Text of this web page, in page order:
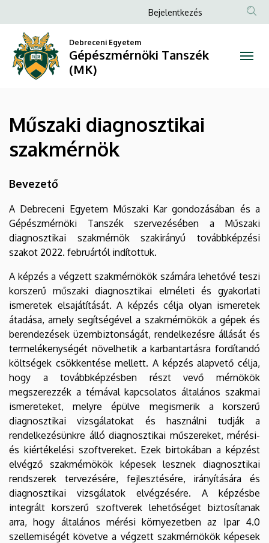
diagnosztikai
szakmérnök
Gépészmérnöki
Tanszék
(MK)
a
tartalomra
Anonim
fiók
menüje
Bejelentkezés
Debreceni Egyetem
Gépészmérnöki Tanszék
(MK)
Műszaki diagnosztikai
szakmérnök
Bevezető
A Debreceni Egyetem Műszaki Kar gondozásában és a
Gépészmérnöki Tanszék szervezésében a Műszaki
diagnosztikai szakmérnök szakirányú továbbképzési
szakot 2022. februártól indítottuk.
A képzés a végzett szakmérnökök számára lehetővé teszi
korszerű műszaki diagnosztikai elméleti és gyakorlati
ismeretek elsajátítását. A képzés célja olyan ismeretek
átadása, amely segítségével a szakmérnökök a gépek és
berendezések üzembiztonságát, rendelkezésre állását és
termelékenységét növelhetik a karbantartásra fordítandó
költségek csökkentése mellett. A képzés alapvető célja,
hogy a továbbképzésben részt vevő mérnökök
megszerezzék a témával kapcsolatos általános szakmai
ismereteket, melyre épülve megismerik a korszerű
diagnosztikai vizsgálatokat és használni tudják a
rendelkezésünkre álló diagnosztikai műszereket, mérési-
és kiértékelési szoftvereket. Ezek birtokában a képzést
elvégző szakmérnökök képesek lesznek diagnosztikai
rendszerek tervezésére, fejlesztésére, irányítására és
diagnosztikai vizsgálatok elvégzésére. A képzésbe
integrált korszerű szoftverek lehetőséget biztosítanak
arra, hogy általános mérési környezetben az Ipar 4.0
szellemiségét követve a végzett szakmérnökök képesek